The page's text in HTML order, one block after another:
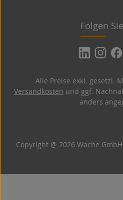
Folgen
Copyright @ 2026 Wache
Alle Preise exkl. gesetzl.
Versandkosten und ggf.
anders